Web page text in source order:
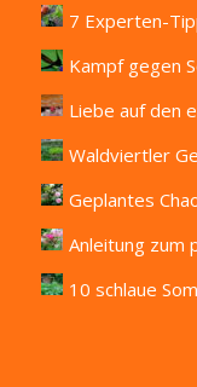
7 Experten-
Kampf gegen
Liebe auf den
Waldviertler
Geplantes
Anleitung zum
10 schlaue